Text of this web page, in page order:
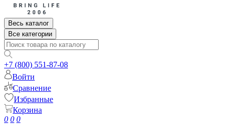
Весь каталог
Все категории
+7 (800) 551-87-08
Войти
Сравнение
Избранные
Корзина
0 0 0